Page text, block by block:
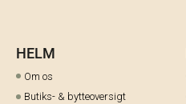
HELM
Om os
Butiks- & bytteoversigt